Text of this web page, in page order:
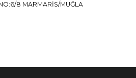
8 MARMARİS/MUĞLA